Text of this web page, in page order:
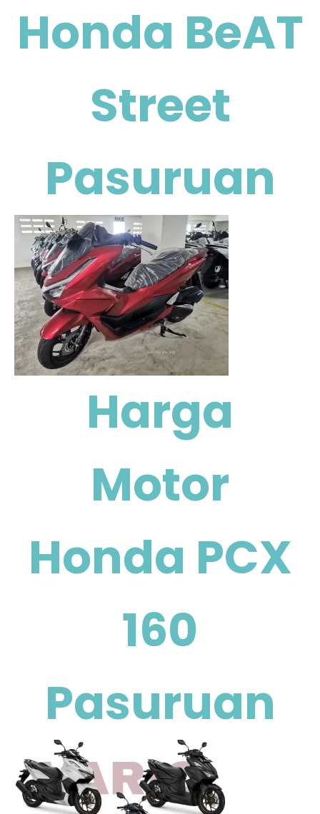
Honda BeAT
Street
Pasuruan
Harga
Motor
Honda PCX
160
Pasuruan